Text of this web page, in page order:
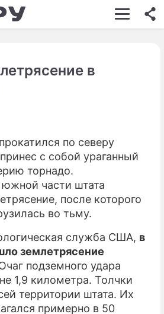
ШОУ-БИЗНЕС
КИНО
ЭКОНОМИКА
ПРОИСШЕСТВИЯ
СТИЛЬ ЖИЗНИ
СЕРИАЛЫ
ИГРЫ
ПРЕСС-РЕЛИЗЫ
в
по северу
с собой ураганный
торнадо.
части штата
после которого
во тьму.
служба США, в
землетрясение
подземного удара
1,9 километра. Толчки
территории штата. Их
примерно в 50